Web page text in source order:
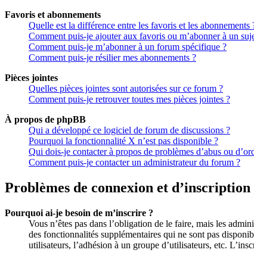
Favoris et abonnements
Quelle est la différence entre les favoris et les abonnements
Comment puis-je ajouter aux favoris ou m’abonner à un
Comment puis-je m’abonner à un forum spécifique ?
Comment puis-je résilier mes abonnements ?
Pièces jointes
Quelles pièces jointes sont autorisées sur ce forum ?
Comment puis-je retrouver toutes mes pièces jointes ?
À propos de phpBB
Qui a développé ce logiciel de forum de discussions ?
Pourquoi la fonctionnalité X n’est pas disponible ?
Qui dois-je contacter à propos de problèmes d’abus ou
Comment puis-je contacter un administrateur du forum ?
Problèmes de connexion et d’inscription
Pourquoi ai-je besoin de m’inscrire ?
Vous n’êtes pas dans l’obligation de le faire, mais les
des fonctionnalités supplémentaires qui ne sont pas
utilisateurs, l’adhésion à un groupe d’utilisateurs, etc.